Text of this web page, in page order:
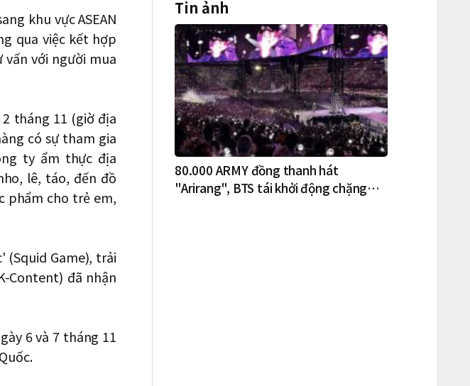
khu vực ASEAN
qua việc kết hợp
với người mua
tháng 11 (giờ địa
có sự tham gia
ty ẩm thực địa
lê, táo, đến đồ
phẩm cho trẻ em,
Game), trải
Content) đã nhận
6 và 7 tháng 11
Tin ảnh
80.000 ARMY đồng thanh hát
"Arirang", BTS tái khởi động chặng